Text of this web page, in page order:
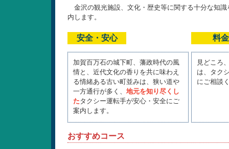
金沢の観光施設、文化・歴史等に関する十分な知
内します。
安全・安心
加賀百万石の城下町、藩政時代の風
情と、近代文化の香りを共に味わえ
る情緒ある古い町並みは、狭い道や
一方通行が多く、 地元を知り尽くし
たタクシー運転手が安心・安全にご
案内します。
料金
見どころ
は、タク
にご相談
おすすめコース